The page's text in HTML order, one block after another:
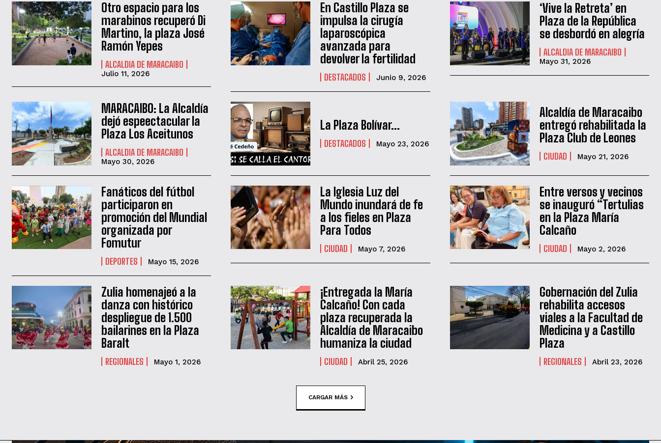
QUIERO SUSCRIBIRME
He leído y acepto las Política de privacidad.
Otro espacio para los
marabinos recuperó Di
Martino, la plaza José
Ramón Yepes
ALCALDIA DE MARACAIBO
Julio 11, 2026
En Castillo Plaza se
impulsa la cirugía
laparoscópica
avanzada para
devolver la fertilidad
DESTACADOS Junio 9, 2026
‘Vive la Retreta’ en
Plaza de la República
se desbordó en alegría
ALCALDIA DE MARACAIBO
Mayo 31, 2026
MARACAIBO: La Alcaldía
dejó espeectacular la
Plaza Los Aceitunos
ALCALDIA DE MARACAIBO
Mayo 30, 2026
La Plaza Bolívar…
DESTACADOS Mayo 23, 2026
‎Alcaldía de Maracaibo
entregó rehabilitada la
Plaza Club de Leones
CIUDAD Mayo 21, 2026
Fanáticos del fútbol
participaron en
promoción del Mundial
organizada por
Fomutur
DEPORTES Mayo 15, 2026
La Iglesia Luz del
Mundo inundará de fe
a los fieles en Plaza
Para Todos
CIUDAD Mayo 7, 2026
Entre versos y vecinos
se inauguró “Tertulias
en la Plaza María
Calcaño
CIUDAD Mayo 2, 2026
Zulia homenajeó a la
danza con histórico
despliegue de 1.500
bailarines en la Plaza
Baralt
REGIONALES Mayo 1, 2026
¡Entregada la María
Calcaño! Con cada
plaza recuperada la
Alcaldía de Maracaibo
humaniza la ciudad
CIUDAD Abril 25, 2026
Gobernación del Zulia
rehabilita accesos
viales a la Facultad de
Medicina y a Castillo
Plaza
REGIONALES Abril 23, 2026
CARGAR MÁS